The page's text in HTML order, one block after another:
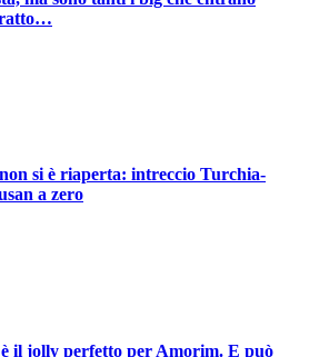
si è riaperta: intreccio Turchia-
a zero
il jolly perfetto per Amorim. E può